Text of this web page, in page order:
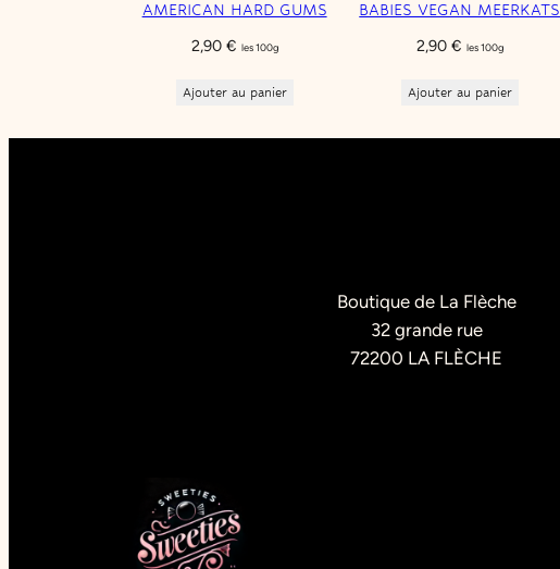
AMERICAN HARD GUMS
2,90 € les 100g
Ajouter au panier
BABIES VEGAN MEERKATS
2,90 € les 100g
Ajouter au panier
Boutique de La Flèche
32 grande rue
72200 LA FLÈCHE